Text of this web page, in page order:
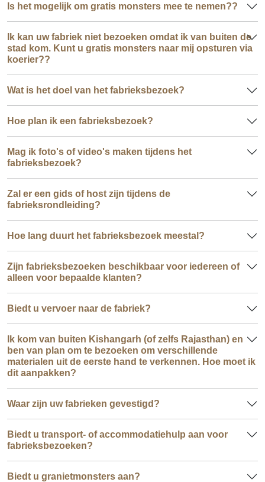
Is het mogelijk om gratis monsters mee te nemen??
Ik kan uw fabriek niet bezoeken omdat ik van buiten de
stad kom. Kunt u gratis monsters naar mij opsturen via
koerier??
Wat is het doel van het fabrieksbezoek?
Hoe plan ik een fabrieksbezoek?
Mag ik foto's of video's maken tijdens het
fabrieksbezoek?
Zal er een gids of host zijn tijdens de
fabrieksrondleiding?
Hoe lang duurt het fabrieksbezoek meestal?
Zijn fabrieksbezoeken beschikbaar voor iedereen of
alleen voor bepaalde klanten?
Biedt u vervoer naar de fabriek?
Ik kom van buiten Kishangarh (of zelfs Rajasthan) en
ben van plan om te bezoeken om verschillende
materialen uit de eerste hand te verkennen. Hoe moet ik
dit aanpakken?
Waar zijn uw fabrieken gevestigd?
Biedt u transport- of accommodatiehulp aan voor
fabrieksbezoeken?
Biedt u granietmonsters aan?